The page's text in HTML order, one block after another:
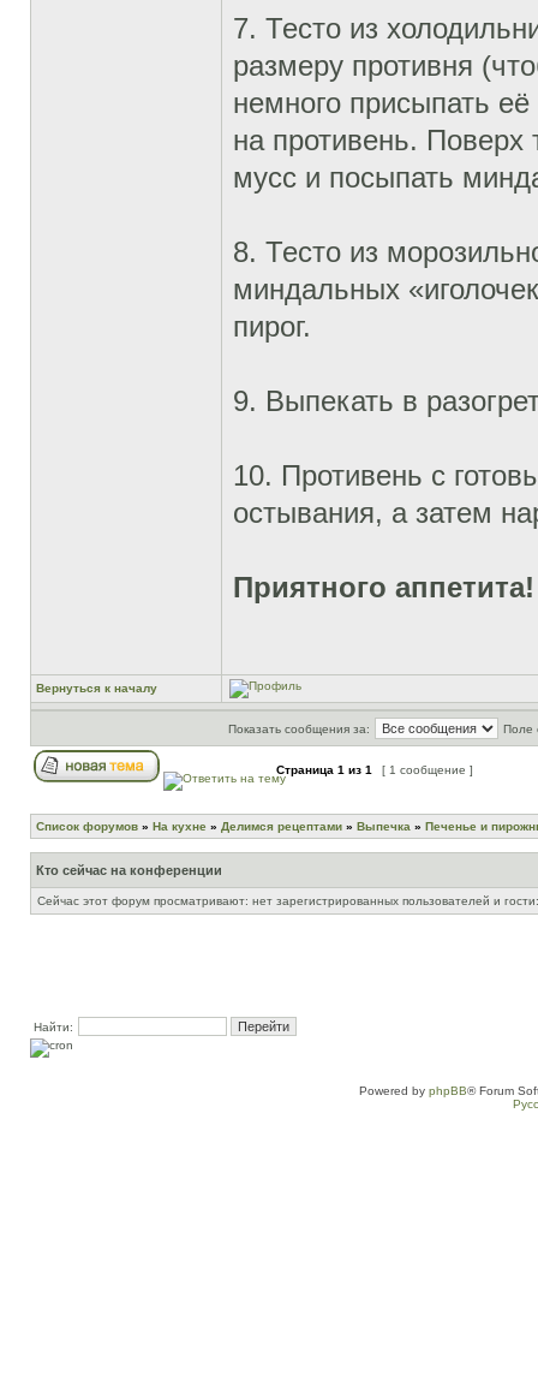
7. Тесто из
размеру противня
немного присыпать
на противень. Поверх
мусс и посыпать
8. Тесто из
миндальных
пирог.
9. Выпекать в
10. Противень с
остывания, а затем
Приятного аппетита!
Вернуться к началу
Показать сообщения за: Поле
Страница 1 из 1 [ 1 сообщение ]
Список форумов » На кухне » Делимся рецептами » Выпечка » Печенье и
Кто сейчас на конференции
Сейчас этот форум просматривают: нет зарегистрированных пользователей и
Найти:
Powered by phpBB® Forum